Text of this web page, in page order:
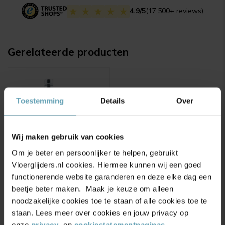
Toestemming Details Over
Wij maken gebruik van cookies
Om je beter en persoonlijker te helpen, gebruikt
Vloerglijders.nl cookies. Hiermee kunnen wij een goed
functionerende website garanderen en deze elke dag een
beetje beter maken. Maak je keuze om alleen
noodzakelijke cookies toe te staan of alle cookies toe te
staan. Lees meer over cookies en jouw privacy op
4.9/5(17.500+ reviews)
Gerelateerde producten
Meubelwiel inline 50
mm zacht loopvlak met
stift 11x22 mm
(zwart/transparant)
(10)